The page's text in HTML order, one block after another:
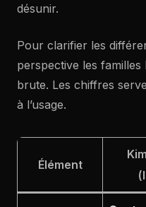
désunir.
Pour clarifier les
perspective les
brute. Les chiffres
à l’usage.
Élément